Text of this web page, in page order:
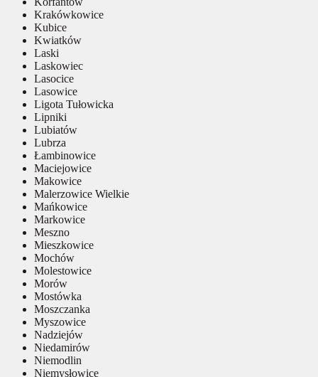
Krakówkowice
Kubice
Kwiatków
Laski
Laskowiec
Lasocice
Lasowice
Ligota Tułowicka
Lipniki
Lubiatów
Lubrza
Łambinowice
Maciejowice
Makowice
Malerzowice Wielkie
Mańkowice
Markowice
Meszno
Mieszkowice
Mochów
Molestowice
Morów
Mostówka
Moszczanka
Myszowice
Nadziejów
Niedamirów
Niemodlin
Niemysłowice